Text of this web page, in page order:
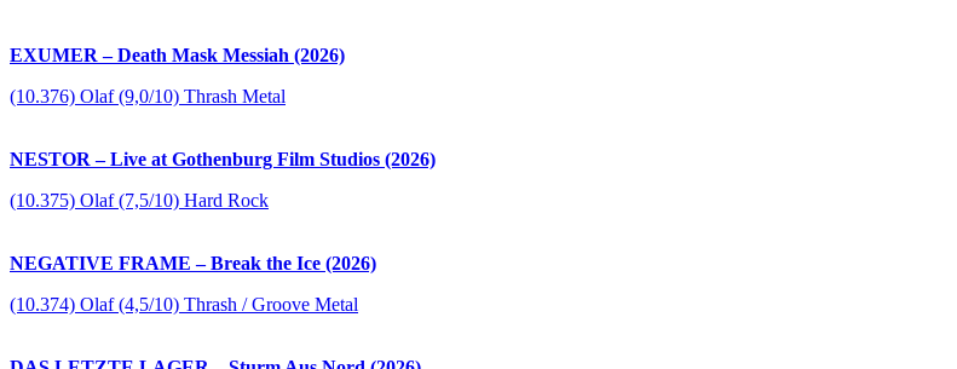
EXUMER – Death Mask Messiah (2026)
(10.376) Olaf (9,0/10) Thrash Metal
NESTOR – Live at Gothenburg Film Studios (2026)
(10.375) Olaf (7,5/10) Hard Rock
NEGATIVE FRAME – Break the Ice (2026)
(10.374) Olaf (4,5/10) Thrash / Groove Metal